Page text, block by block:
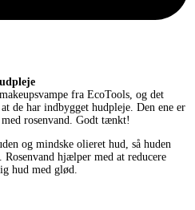
fra EcoTools, og det
de har indbygget hudpleje. Den ene er
rosenvand. Godt tænkt!
og mindske olieret hud, så huden
hjælper med at reducere
hud med glød.